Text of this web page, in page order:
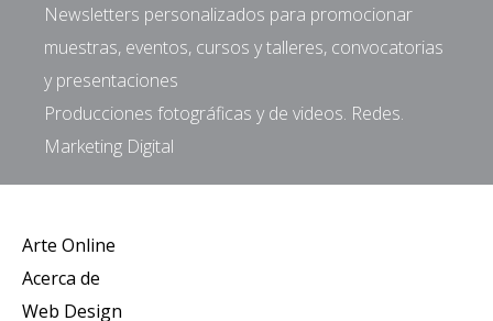
Newsletters personalizados para promocionar
muestras, eventos, cursos y talleres, convocatorias
y presentaciones
Producciones fotográficas y de videos. Redes.
Marketing Digital
Arte Online
Acerca de
Web Design